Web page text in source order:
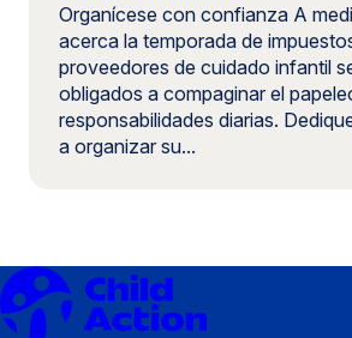
Organícese con confianza A
acerca la temporada de
proveedores de cuidado infantil
obligados a compaginar el
responsabilidades diarias.
a organizar su...